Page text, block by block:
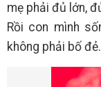
mẹ phải đủ lớn,
Rồi con mình
không phải bố